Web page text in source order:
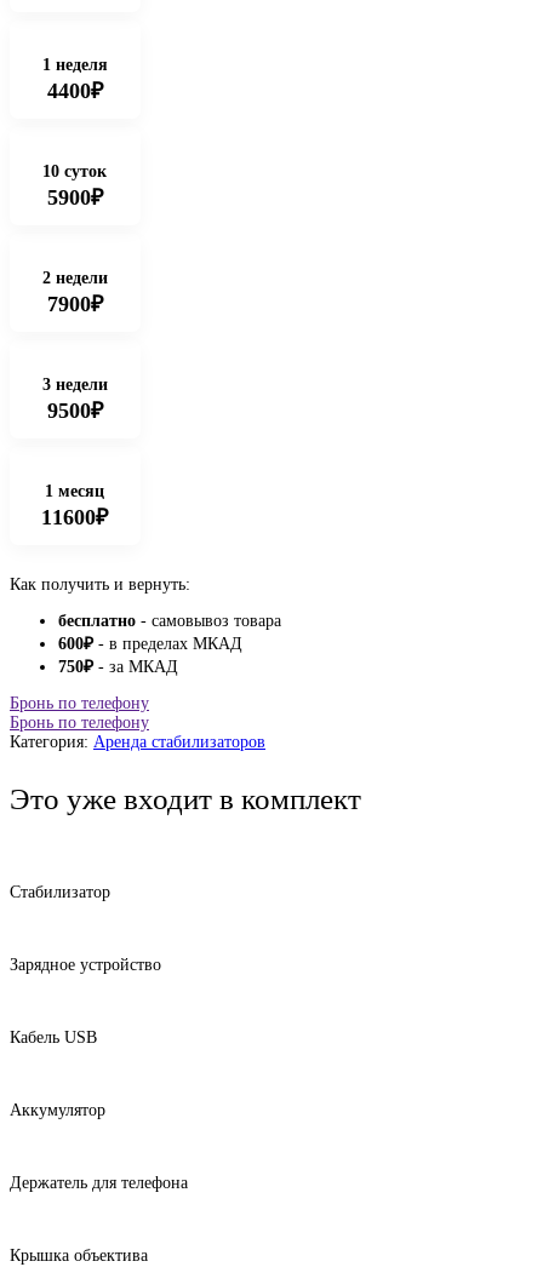
1 неделя
4400₽
10 суток
5900₽
2 недели
7900₽
3 недели
9500₽
1 месяц
11600₽
Как получить и вернуть:
бесплатно - самовывоз товара
600₽- в пределах МКАД
750₽- за МКАД
Бронь по телефону
Бронь по телефону
Категория: Аренда стабилизаторов
Это уже входит в комплект
Стабилизатор
Зарядное устройство
Кабель USB
Аккумулятор
Держатель для телефона
Крышка объектива